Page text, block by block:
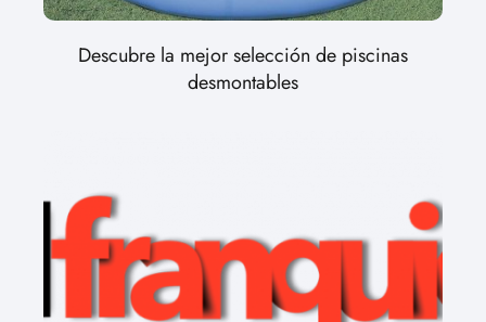
Descubre la mejor selección de piscinas
desmontables